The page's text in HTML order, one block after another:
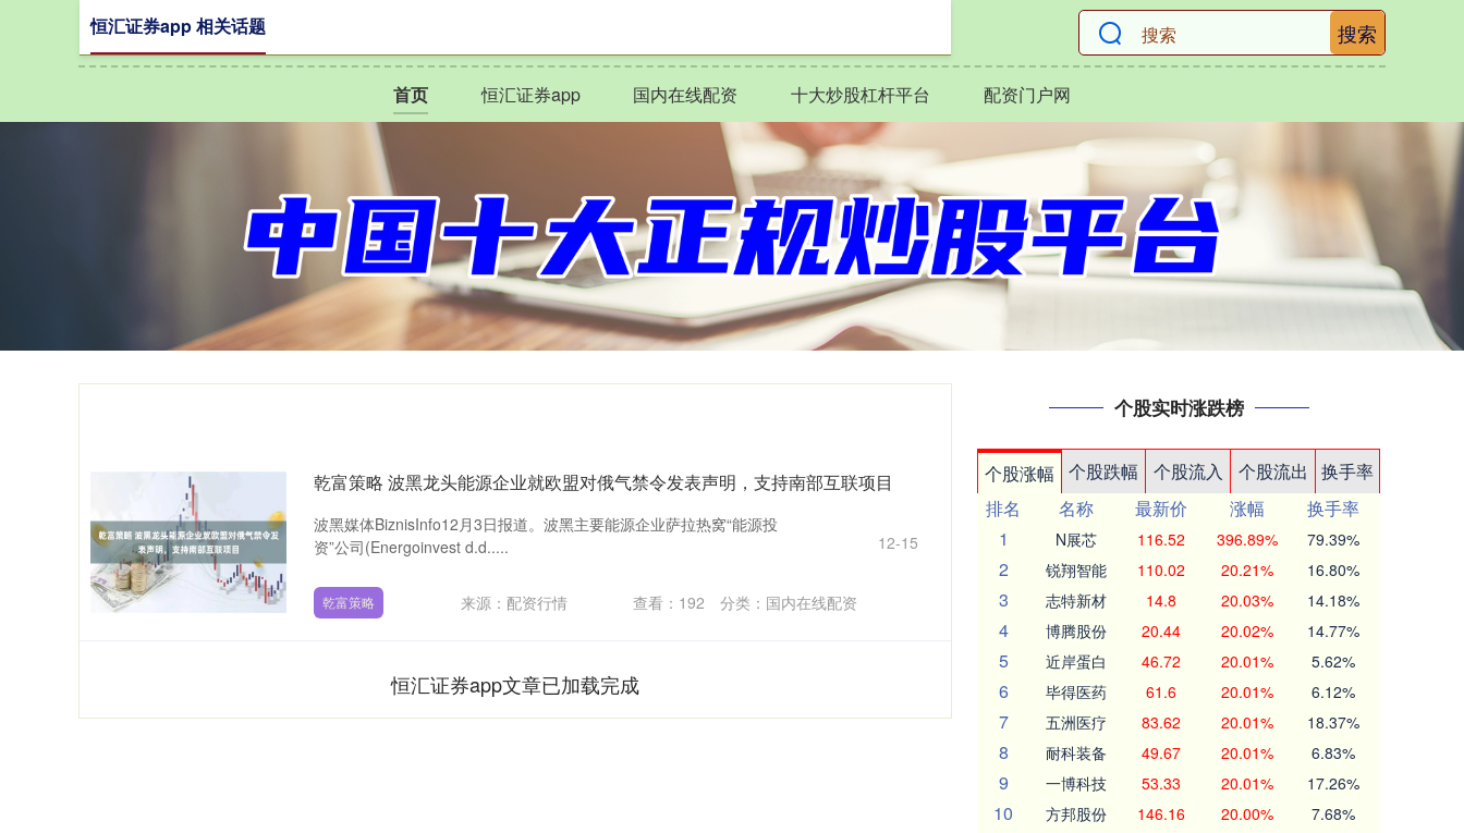
搜索
首页 恒汇证券app 国内在线配资 十大炒股杠杆平台 配资门户网
恒汇证券app 相关话题
乾富策略 波黑龙头能源企业就欧盟对俄气禁令发表声明，支持南部互联项目
波黑媒体BiznisInfo12月3日报道。波黑主要能源企业萨拉热窝“能源投
资”公司(Energoinvest d.d.....
12-15
乾富策略 来源：配资行情 查看： 192 分类： 国内在线配资
恒汇证券app文章已加载完成
个股实时涨跌榜
个股涨幅 个股跌幅 个股流入 个股流出
换手率
排名
名称 最新价 涨幅
换手率
1
N展芯 116.52 396.89% 79.39%
2 锐翔智能 110.02 20.21% 16.80%
3 志特新材 14.8 20.03% 14.18%
4 博腾股份 20.44 20.02% 14.77%
5 近岸蛋白 46.72 20.01% 5.62%
6 毕得医药 61.6 20.01% 6.12%
7 五洲医疗 83.62 20.01% 18.37%
8 耐科装备 49.67 20.01% 6.83%
9 一博科技 53.33 20.01% 17.26%
10 方邦股份 146.16 20.00% 7.68%